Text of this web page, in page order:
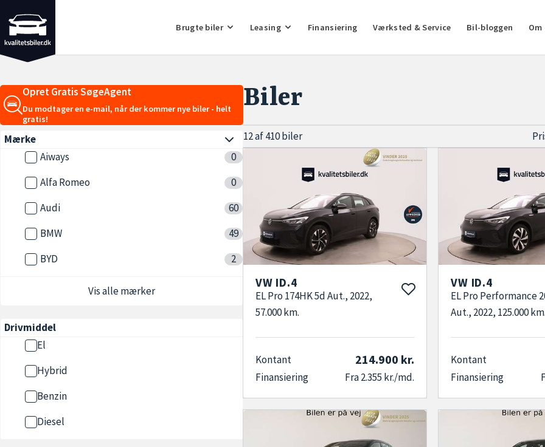
Brugte biler Leasing Finansiering Værksted & Service Bil-bloggen Om
Opret Gratis SøgeAgent
Du modtager en e-mail, når der kommer nye biler - helt
gratis!
Mærke
Aiways
0
Alfa Romeo
0
Audi
60
BMW
49
BYD
2
Vis alle mærker
Drivmiddel
El
Hybrid
Benzin
Diesel
Biler
12 af 410 biler
VW ID.4
EL Pro 174HK 5d Aut., 2022,
57.000 km.
Kontant 214.900 kr.
Finansiering Fra 2.355 kr./md.
VW ID.4
EL Pro Performance
Aut., 2022, 125.000 km.
Kontant
Finansiering